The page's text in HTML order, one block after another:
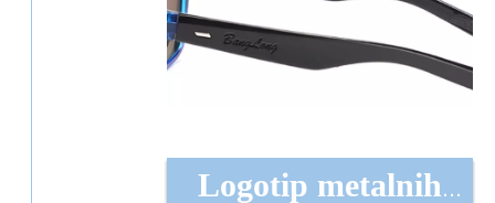
Logotip metalnih